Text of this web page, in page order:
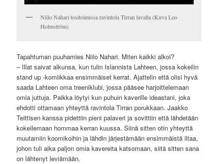
Niilo Nahari tositoimissa ravintola Tirran lavalla (Kuva Leo
Holmström)
Tapahtuman puuhamies Niilo Nahari. Miten kaikki alkoi?
– Illat saivat alkunsa, kun tulin Islannista Lahteen, jossa kokeilin
stand up -komiikkaa ensimmäiset kerrat. Ajattelin että olisi hyvä
saada Lahteen oma treeniklubi, jossa pääsee harjoittelemaan
omia juttuja. Paikka löytyi kun puhuin kaverille ideastani, joka
ehdotti ottamaan yhteyttä ravintola Tirran porukkaan. Jaakko
Teittisen kanssa pidettiin pieni palaveri ja sovittiin että lähdetään
kokeilemaan hommaa kerran kuussa. Siinä sitten otin yhteyttä
muutamiin koomikoihin ja lähdin järjestämään ensimmäistä iltaa,
johon tuli aika paljon omia kavereita katsomaan, siitä sitten sana
on lähtenyt leviämään.